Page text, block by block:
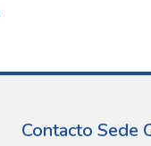
Contacto Sede